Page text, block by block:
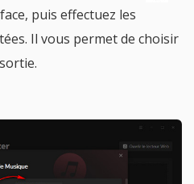
puis effectuez les
Il vous permet de choisir